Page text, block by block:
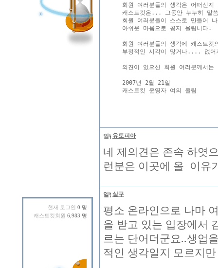
현재 로그인 0 명
캐스트킷회원 6,983 명
회원 여러분들의 생각은 어떠신
캐스트킷은... 그동안 누누히 말
회원 여러분들이 스스로 만들어
아쉬운 마음으로 공지 올립니다.
회원 여러분들의 생각에 캐스트
부정적인 시각이 많거나.... 없어
의견이 있으신 회원 여러분께서
2007년 2월 21일
캐스트킷 운영자 여의 올림
유토피아
네 제의견은 존속 하엿
런분은 이곳에 올 이유
살구
평소 온라인으로 나마
을 받고 있는 입장에서
르는 단어더군요..생업
적인 생각일지 모르지